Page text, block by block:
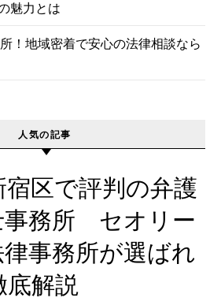
魅力とは
！地域密着で安心の法律相談なら
人気の記事
宿区で評判の弁護
事務所 セオリー
事務所が選ばれ
底解説